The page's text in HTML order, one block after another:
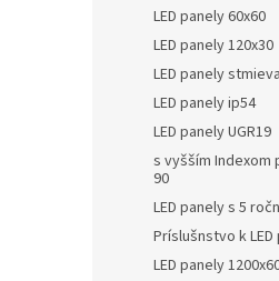
LED panely 60x60
LED panely 120x30
LED panely
LED panely ip54
LED panely UGR19
s vyšším Indexom
90
LED panely s 5
Príslušnstvo k
LED panely